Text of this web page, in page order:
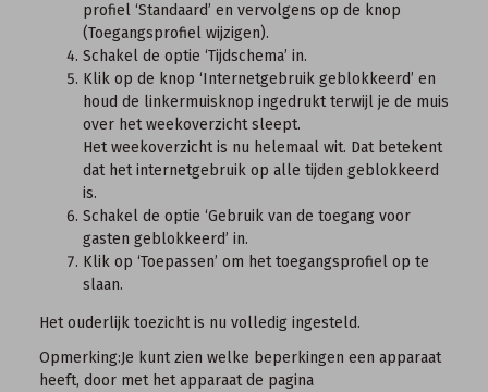
profiel ‘Standaard’ en vervolgens op de knop
(Toegangsprofiel wijzigen).
Schakel de optie ‘Tijdschema’ in.
Klik op de knop ‘Internetgebruik geblokkeerd’ en
houd de linkermuisknop ingedrukt terwijl je de muis
over het weekoverzicht sleept.
Het weekoverzicht is nu helemaal wit. Dat betekent
dat het internetgebruik op alle tijden geblokkeerd
is.
Schakel de optie ‘Gebruik van de toegang voor
gasten geblokkeerd’ in.
Klik op ‘Toepassen’ om het toegangsprofiel op te
slaan.
Het ouderlijk toezicht is nu volledig ingesteld.
Opmerking:Je kunt zien welke beperkingen een apparaat
heeft, door met het apparaat de pagina